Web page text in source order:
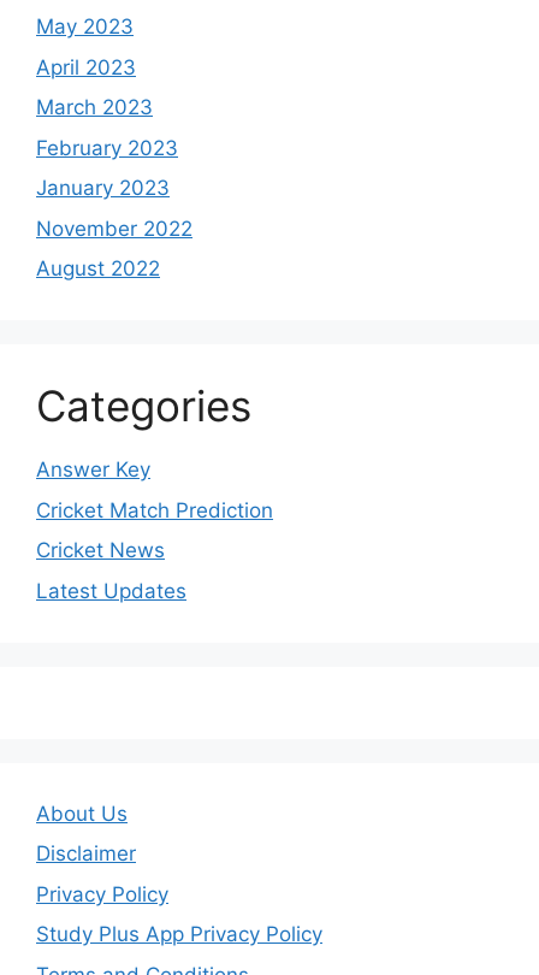
May 2023
April 2023
March 2023
February 2023
January 2023
November 2022
August 2022
Categories
Answer Key
Cricket Match Prediction
Cricket News
Latest Updates
About Us
Disclaimer
Privacy Policy
Study Plus App Privacy Policy